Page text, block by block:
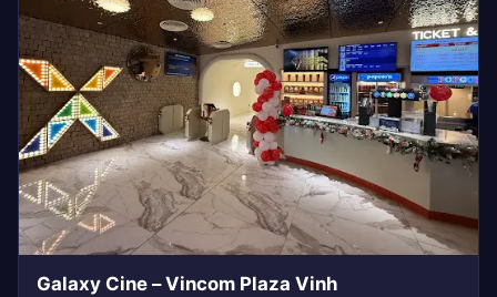
Galaxy Cine – Vincom Plaza Vinh